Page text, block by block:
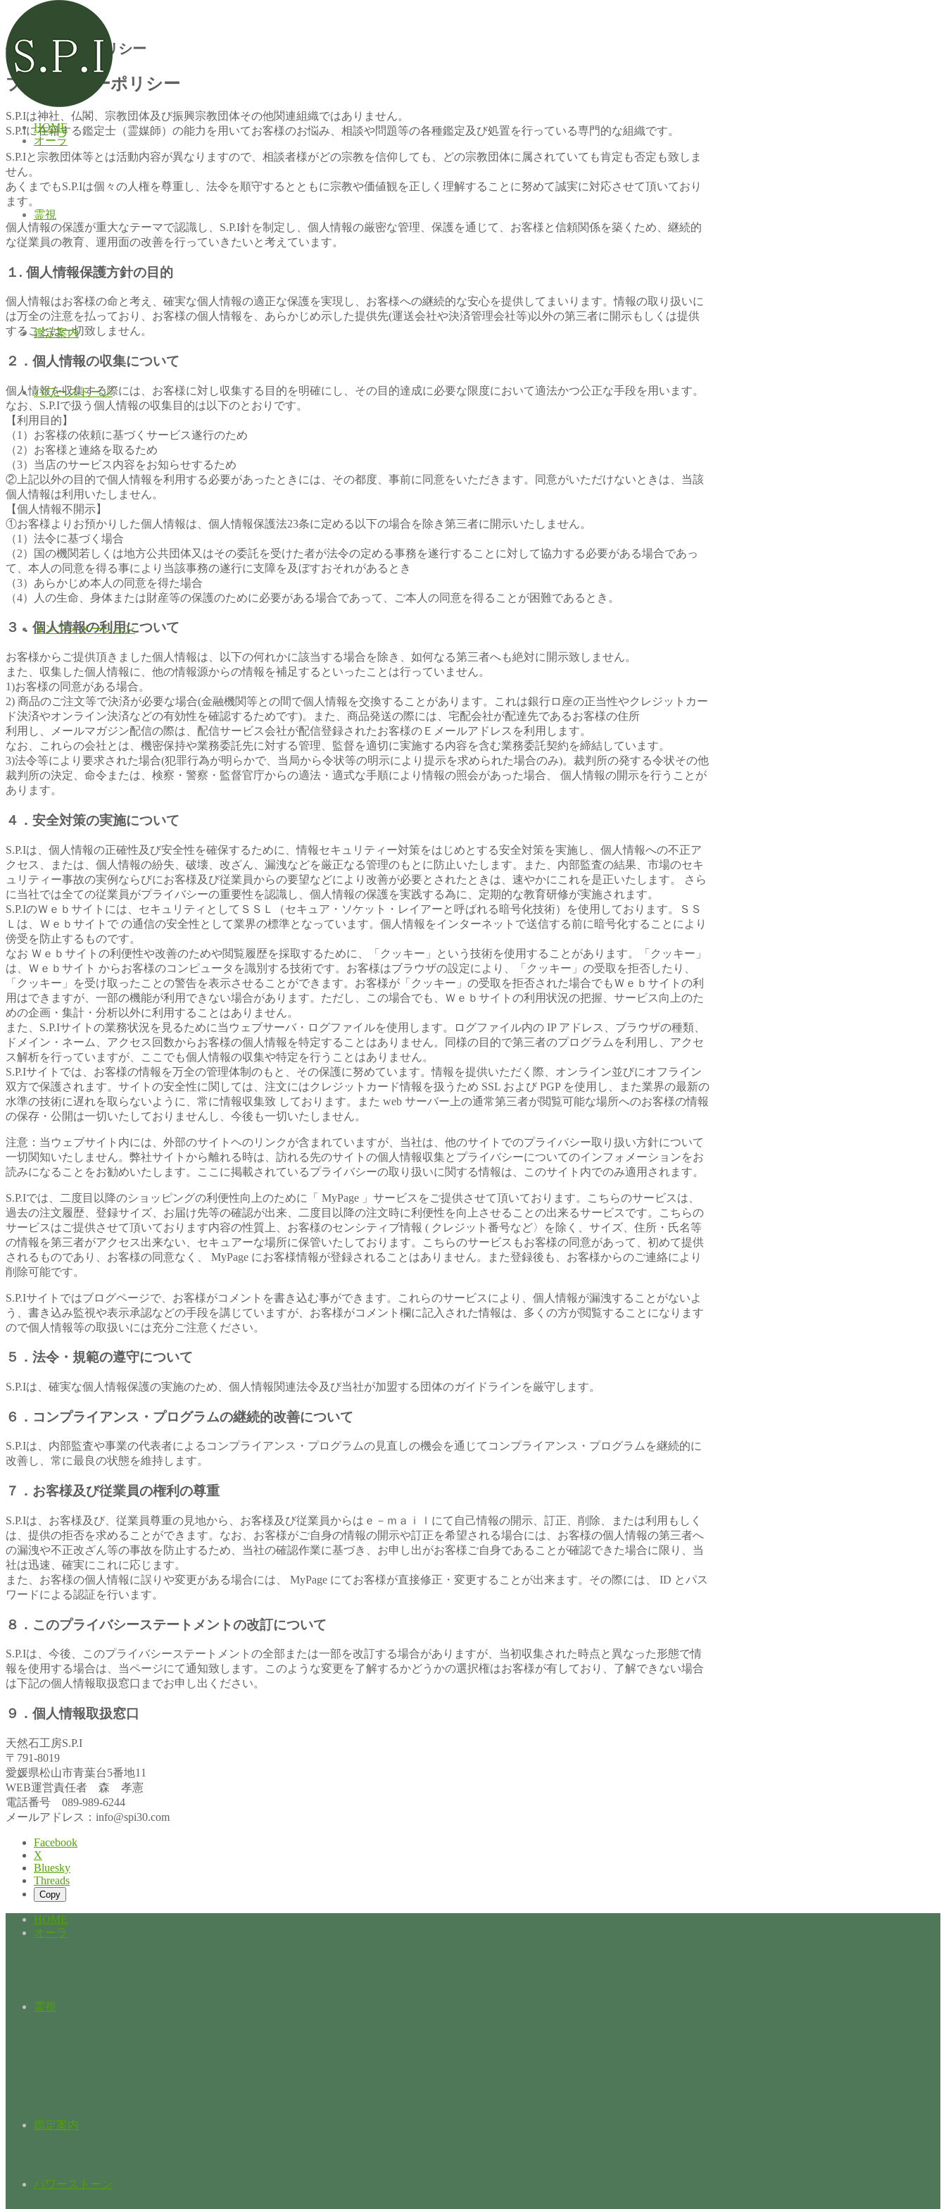
HOME
オーラ
霊視
鑑定案内
パワーストーン
インフォメーション
個人情報保護ポリシー
プライバシーポリシー
S.P.Iは神社、仏閣、宗教団体及び振興宗教団体その他関連組織ではありません。
S.P.Iに在籍する鑑定士（霊媒師）の能力を用いてお客様のお悩み、相談や問題等の各種鑑定及び処置を行っている専門的な組織です。
S.P.Iと宗教団体等とは活動内容が異なりますので、相談者様がどの宗教を信仰しても、どの宗教団体に属されていても肯定も否定も致しま
せん。
あくまでもS.P.Iは個々の人権を尊重し、法令を順守するとともに宗教や価値観を正しく理解することに努めて誠実に対応させて頂いており
ます。
個人情報の保護が重大なテーマで認識し、S.P.I針を制定し、個人情報の厳密な管理、保護を通じて、お客様と信頼関係を築くため、継続的
な従業員の教育、運用面の改善を行っていきたいと考えています。
１. 個人情報保護方針の目的
個人情報はお客様の命と考え、確実な個人情報の適正な保護を実現し、お客様への継続的な安心を提供してまいります。情報の取り扱いに
は万全の注意を払っており、お客様の個人情報を、あらかじめ示した提供先(運送会社や決済管理会社等)以外の第三者に開示もしくは提供
することは一切致しません。
２．個人情報の収集について
個人情報を収集する際には、お客様に対し収集する目的を明確にし、その目的達成に必要な限度において適法かつ公正な手段を用います。
なお、S.P.Iで扱う個人情報の収集目的は以下のとおりです。
【利用目的】
（1）お客様の依頼に基づくサービス遂行のため
（2）お客様と連絡を取るため
（3）当店のサービス内容をお知らせするため
②上記以外の目的で個人情報を利用する必要があったときには、その都度、事前に同意をいただきます。同意がいただけないときは、当該
個人情報は利用いたしません。
【個人情報不開示】
①お客様よりお預かりした個人情報は、個人情報保護法23条に定める以下の場合を除き第三者に開示いたしません。
（1）法令に基づく場合
（2）国の機関若しくは地方公共団体又はその委託を受けた者が法令の定める事務を遂行することに対して協力する必要がある場合であっ
て、本人の同意を得る事により当該事務の遂行に支障を及ぼすおそれがあるとき
（3）あらかじめ本人の同意を得た場合
（4）人の生命、身体または財産等の保護のために必要がある場合であって、ご本人の同意を得ることが困難であるとき。
３．個人情報の利用について
お客様からご提供頂きました個人情報は、以下の何れかに該当する場合を除き、如何なる第三者へも絶対に開示致しません。
また、収集した個人情報に、他の情報源からの情報を補足するといったことは行っていません。
1)お客様の同意がある場合。
2) 商品のご注文等で決済が必要な場合(金融機関等との間で個人情報を交換することがあります。これは銀行ロ座の正当性やクレジットカー
ド決済やオンライン決済などの有効性を確認するためです)。また、商品発送の際には、宅配会社が配達先であるお客様の住所
利用し、メールマガジン配信の際は、配信サービス会社が配信登録されたお客様のＥメールアドレスを利用します。
なお、これらの会社とは、機密保持や業務委託先に対する管理、監督を適切に実施する内容を含む業務委託契約を締結しています。
3)法令等により要求された場合(犯罪行為が明らかで、当局から令状等の明示により提示を求められた場合のみ)。裁判所の発する令状その他
裁判所の決定、命令または、検察・警察・監督官庁からの適法・適式な手順により情報の照会があった場合、 個人情報の開示を行うことが
あります。
４．安全対策の実施について
S.P.Iは、個人情報の正確性及び安全性を確保するために、情報セキュリティー対策をはじめとする安全対策を実施し、個人情報への不正ア
クセス、または、個人情報の紛失、破壊、改ざん、漏洩などを厳正なる管理のもとに防止いたします。また、内部監査の結果、市場のセキ
ュリティー事故の実例ならびにお客様及び従業員からの要望などにより改善が必要とされたときは、速やかにこれを是正いたします。 さら
に当社では全ての従業員がプライバシーの重要性を認識し、個人情報の保護を実践する為に、定期的な教育研修が実施されます。
S.P.IのＷｅｂサイトには、セキュリティとしてＳＳＬ（セキュア・ソケット・レイアーと呼ばれる暗号化技術）を使用しております。ＳＳ
Ｌは、Ｗｅｂサイトで の通信の安全性として業界の標準となっています。個人情報をインターネットで送信する前に暗号化することにより
傍受を防止するものです。
なお Ｗｅｂサイトの利便性や改善のためや閲覧履歴を採取するために、「クッキー」という技術を使用することがあります。「クッキー」
は、Ｗｅｂサイト からお客様のコンピュータを識別する技術です。お客様はブラウザの設定により、「クッキー」の受取を拒否したり、
「クッキー」を受け取ったことの警告を表示させることができます。お客様が「クッキー」の受取を拒否された場合でもＷｅｂサイトの利
用はできますが、一部の機能が利用できない場合があります。ただし、この場合でも、Ｗｅｂサイトの利用状況の把握、サービス向上のた
めの企画・集計・分析以外に利用することはありません。
また、S.P.Iサイトの業務状況を見るために当ウェブサーバ・ログファイルを使用します。ログファイル内の IP アドレス、ブラウザの種類、
ドメイン・ネーム、アクセス回数からお客様の個人情報を特定することはありません。同様の目的で第三者のプログラムを利用し、アクセ
ス解析を行っていますが、ここでも個人情報の収集や特定を行うことはありません。
S.P.Iサイトでは、お客様の情報を万全の管理体制のもと、その保護に努めています。情報を提供いただく際、オンライン並びにオフライン
双方で保護されます。サイトの安全性に関しては、注文にはクレジットカード情報を扱うため SSL および PGP を使用し、また業界の最新の
水準の技術に遅れを取らないように、常に情報収集致 しております。また web サーバー上の通常第三者が閲覧可能な場所へのお客様の情報
の保存・公開は一切いたしておりませんし、今後も一切いたしません。
注意：当ウェブサイト内には、外部のサイトヘのリンクが含まれていますが、当社は、他のサイトでのプライバシー取り扱い方針について
一切関知いたしません。弊社サイトから離れる時は、訪れる先のサイトの個人情報収集とプライバシーについてのインフォメーションをお
読みになることをお勧めいたします。ここに掲載されているプライバシーの取り扱いに関する情報は、このサイト内でのみ適用されます。
S.P.Iでは、二度目以降のショッピングの利便性向上のために「 MyPage 」サービスをご提供させて頂いております。こちらのサービスは、
過去の注文履歴、登録サイズ、お届け先等の確認が出来、二度目以降の注文時に利便性を向上させることの出来るサービスです。こちらの
サービスはご提供させて頂いております内容の性質上、お客様のセンシティブ情報 ( クレジット番号など〉を除く、サイズ、住所・氏名等
の情報を第三者がアクセス出来ない、セキュアーな場所に保管いたしております。こちらのサービスもお客様の同意があって、初めて提供
されるものであり、お客様の同意なく、 MyPage にお客様情報が登録されることはありません。また登録後も、お客様からのご連絡により
削除可能です。
S.P.Iサイトではブログページで、お客様がコメントを書き込む事ができます。これらのサービスにより、個人情報が漏洩することがないよ
う、書き込み監視や表示承認などの手段を講じていますが、お客様がコメント欄に記入された情報は、多くの方が閲覧することになります
ので個人情報等の取扱いには充分ご注意ください。
５．法令・規範の遵守について
S.P.Iは、確実な個人情報保護の実施のため、個人情報関連法令及び当社が加盟する団体のガイドラインを厳守します。
６．コンプライアンス・プログラムの継続的改善について
S.P.Iは、内部監査や事業の代表者によるコンプライアンス・プログラムの見直しの機会を通じてコンプライアンス・プログラムを継続的に
改善し、常に最良の状態を維持します。
７．お客様及び従業員の権利の尊重
S.P.Iは、お客様及び、従業員尊重の見地から、お客様及び従業員からはｅ－ｍａｉｌにて自己情報の開示、訂正、削除、または利用もしく
は、提供の拒否を求めることができます。なお、お客様がご自身の情報の開示や訂正を希望される場合には、お客様の個人情報の第三者へ
の漏洩や不正改ざん等の事故を防止するため、当社の確認作業に基づき、お申し出がお客様ご自身であることが確認できた場合に限り、当
社は迅速、確実にこれに応じます。
また、お客様の個人情報に誤りや変更がある場合には、 MyPage にてお客様が直接修正・変更することが出来ます。その際には、 ID とパス
ワードによる認証を行います。
８．このプライバシーステートメントの改訂について
S.P.Iは、今後、このプライバシーステートメントの全部または一部を改訂する場合がありますが、当初収集された時点と異なった形態で情
報を使用する場合は、当ページにて通知致します。このような変更を了解するかどうかの選択権はお客様が有しており、了解できない場合
は下記の個人情報取扱窓口までお申し出ください。
９．個人情報取扱窓口
天然石工房S.P.I
〒791-8019
愛媛県松山市青葉台5番地11
WEB運営責任者 森 孝憲
電話番号 089-989-6244
メールアドレス：info@spi30.com
Facebook
X
Bluesky
Threads
Copy
HOME
オーラ
霊視
鑑定案内
パワーストーン